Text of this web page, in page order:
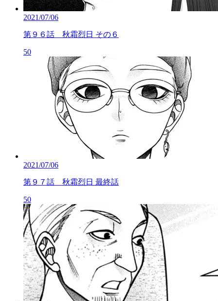
2021/07/06
第９６話 秋霜烈日 その６
50
2021/07/06
第９７話 秋霜烈日 最終話
50